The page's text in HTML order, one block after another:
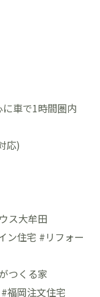
車で1時間圏内
応)
ス大牟田
ン住宅 #リフォー
つくる家
福岡注文住宅